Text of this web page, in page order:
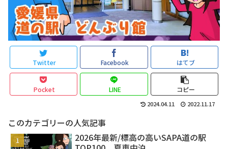
Twitter Facebook はてブ
Pocket LINE コピー
2024.04.11 2022.11.17
このカテゴリーの人気記事
2026年最新/標高の高いSAPA道の駅